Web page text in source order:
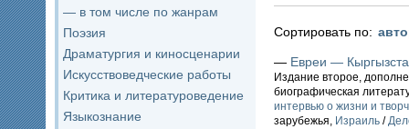
— в том числе по жанрам
Поэзия
Драматургия и киносценарии
Искусствоведческие работы
Критика и литературоведение
Языкознание
Сортировать по:
— Евреи —
Издание второе,
биографическая
интервью о жизни и
зарубежья, Израиль /